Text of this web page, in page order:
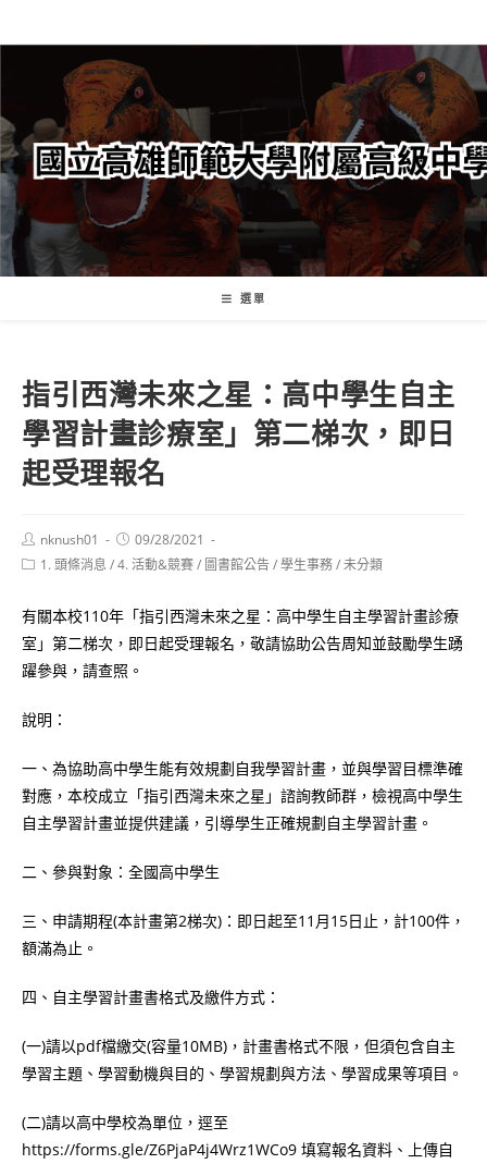
轉
要
內
容
選單
指引西灣未來之星：高中學生自主
學習計畫診療室」第二梯次，即日
起受理報名
Post
author:
nknush01
Post
published:
09/28/2021
Post1. 頭條消息 /4. 活動&競賽/ 圖書館公告/學生事務/未分類
有關本校110年「指引西灣未來之星：高中學生自主學習計畫診療
室」第二梯次，即日起受理報名，敬請協助公告周知並鼓勵學生踴
躍參與，請查照。
說明：
一、為協助高中學生能有效規劃自我學習計畫，並與學習目標準確
對應，本校成立「指引西灣未來之星」諮詢教師群，檢視高中學生
自主學習計畫並提供建議，引導學生正確規劃自主學習計畫。
二、參與對象：全國高中學生
三、申請期程(本計畫第2梯次)：即日起至11月15日止，計100件，
額滿為止。
四、自主學習計畫書格式及繳件方式：
(一)請以pdf檔繳交(容量10MB)，計畫書格式不限，但須包含自主
學習主題、學習動機與目的、學習規劃與方法、學習成果等項目。
(二)請以高中學校為單位，逕至
https://forms.gle/Z6PjaP4j4Wrz1WCo9 填寫報名資料、上傳自